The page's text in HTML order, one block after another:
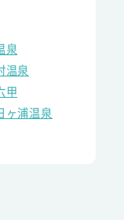
泉
温泉
甲
ヶ浦温泉